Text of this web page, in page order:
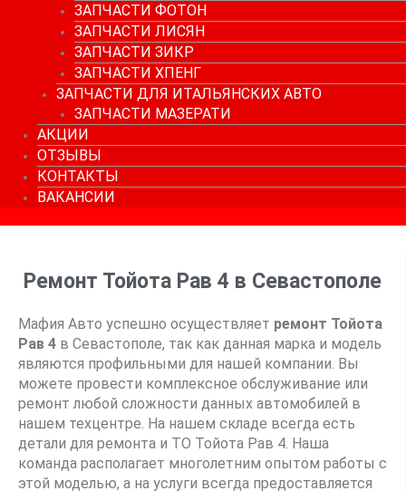
ЗАПЧАСТИ ФОТОН
ЗАПЧАСТИ ЛИСЯН
ЗАПЧАСТИ ЗИКР
ЗАПЧАСТИ ХПЕНГ
ЗАПЧАСТИ ДЛЯ ИТАЛЬЯНСКИХ АВТО
ЗАПЧАСТИ МАЗЕРАТИ
АКЦИИ
ОТЗЫВЫ
КОНТАКТЫ
ВАКАНСИИ
Ремонт Тойота Рав 4 в Севастополе
Мафия Авто успешно осуществляет ремонт Тойота
Рав 4 в Севастополе, так как данная марка и модель
являются профильными для нашей компании. Вы
можете провести комплексное обслуживание или
ремонт любой сложности данных автомобилей в
нашем техцентре. На нашем складе всегда есть
детали для ремонта и ТО Тойота Рав 4. Наша
команда располагает многолетним опытом работы с
этой моделью, а на услуги всегда предоставляется